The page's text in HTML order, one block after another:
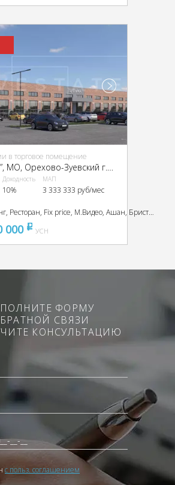
в торговое помещение
ТЦ “Зуйка”, МО, Орехово-Зуевский г.о., Орехово-Зуево, Стачки 1885 года ул., 6А
Доходность
10%
МАП
3 333 333 руб/мес
Бургер Кинг, Ресторан, Fix price, М.Видео, Ашан, Бристоль, СтройГрад
000 pуб
УСН
ФОРМУ
СВЯЗИ
КОНСУЛЬТАЦИЮ
с польз. соглашением